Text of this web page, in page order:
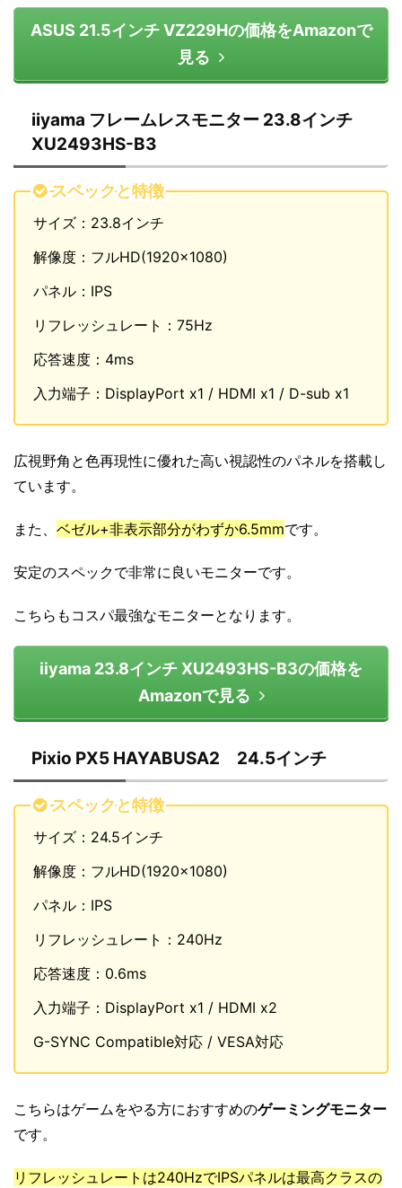
ASUS 21.5インチ VZ229Hの価格をAmazonで
見る
iiyama フレームレスモニター 23.8インチ
XU2493HS-B3
スペックと特徴
サイズ：23.8インチ
解像度：フルHD(1920×1080)
パネル：IPS
リフレッシュレート：75Hz
応答速度：4ms
入力端子：DisplayPort x1 / HDMI x1 / D-sub x1
広視野角と色再現性に優れた高い視認性のパネルを搭載し
ています。
また、 ベゼル+非表示部分がわずか6.5mmです。
安定のスペックで非常に良いモニターです。
こちらもコスパ最強なモニターとなります。
iiyama 23.8インチ XU2493HS-B3の価格を
Amazonで見る
Pixio PX5 HAYABUSA2 24.5インチ
スペックと特徴
サイズ：24.5インチ
解像度：フルHD(1920×1080)
パネル：IPS
リフレッシュレート：240Hz
応答速度：0.6ms
入力端子：DisplayPort x1 / HDMI x2
G-SYNC Compatible対応 / VESA対応
こちらはゲームをやる方におすすめのゲーミングモニター
です。
リフレッシュレートは240HzでIPSパネルは最高クラスの